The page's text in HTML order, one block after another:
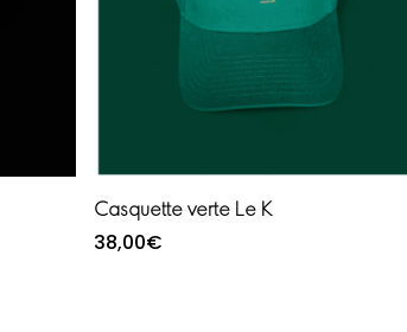
Lire la suite
Casquette verte Le K
38,00€